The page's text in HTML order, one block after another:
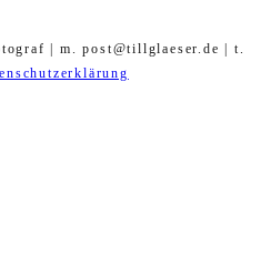
| m. post@tillglaeser.de | t.